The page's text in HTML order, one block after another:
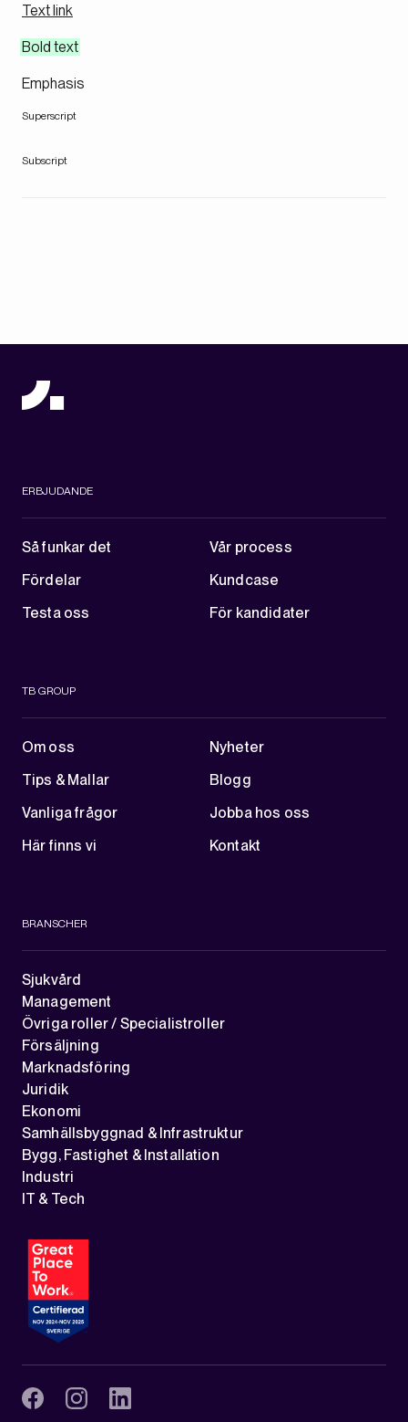
Text link
Bold text
Emphasis
Superscript
Subscript
ERBJUDANDE
Så funkar det
Vår process
Fördelar
Kundcase
Testa oss
För kandidater
TB GROUP
Om oss
Nyheter
Tips & Mallar
Blogg
Vanliga frågor
Jobba hos oss
Här finns vi
Kontakt
BRANSCHER
Sjukvård
Management
Övriga roller / Specialistroller
Försäljning
Marknadsföring
Juridik
Ekonomi
Samhällsbyggnad & Infrastruktur
Bygg, Fastighet & Installation
Industri
IT & Tech